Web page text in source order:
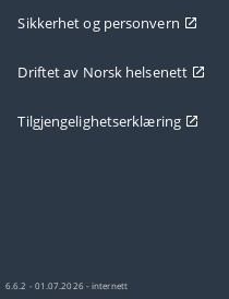
Sikkerhet og personvern
Driftet av Norsk helsenett
Tilgjengelighetserklæring
6.6.2 - 01.07.2026 - internett